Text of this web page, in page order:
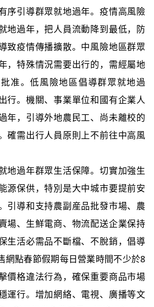
引導群眾就地過年。疫情高風險
地過年，把人員流動降到最低，防
致疫情傳播擴散。中風險地區群眾
，特殊情況需要出行的，需經屬地
准。低風險地區倡導群眾就地過
行。機關、事業單位和國有企業人
年，引導外地農民工、尚未離校的
確需出行人員原則上不前往中高風
過年群眾生活保障。切實加強生
源保供，特別是大中城市要提前安
引導和支持農副産品批發市場、農
場、生鮮電商、物流配送企業保持
生活必需品不斷檔、不脫銷，倡導
網點春節假期每日營業時間不少於8
價格違法行為，確保重要商品市場
運行。增加網絡、電視、廣播等文